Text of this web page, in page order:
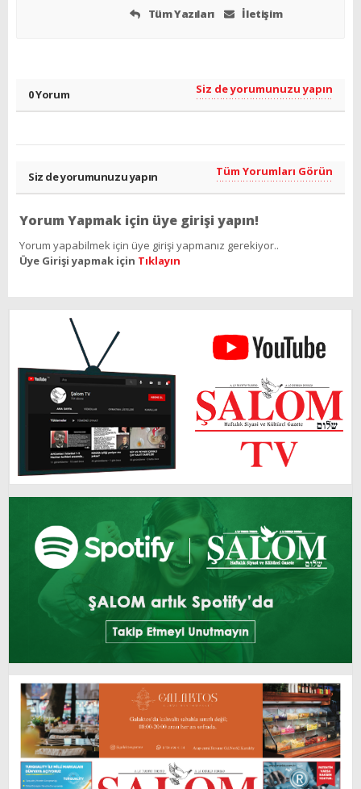
Tüm Yazıları İletişim
0 Yorum Siz de yorumunuzu yapın
Siz de yorumunuzu yapın Tüm Yorumları Görün
Yorum Yapmak için üye girişi yapın!
Yorum yapabilmek için üye girişi yapmanız gerekiyor..
Üye Girişi yapmak için Tıklayın